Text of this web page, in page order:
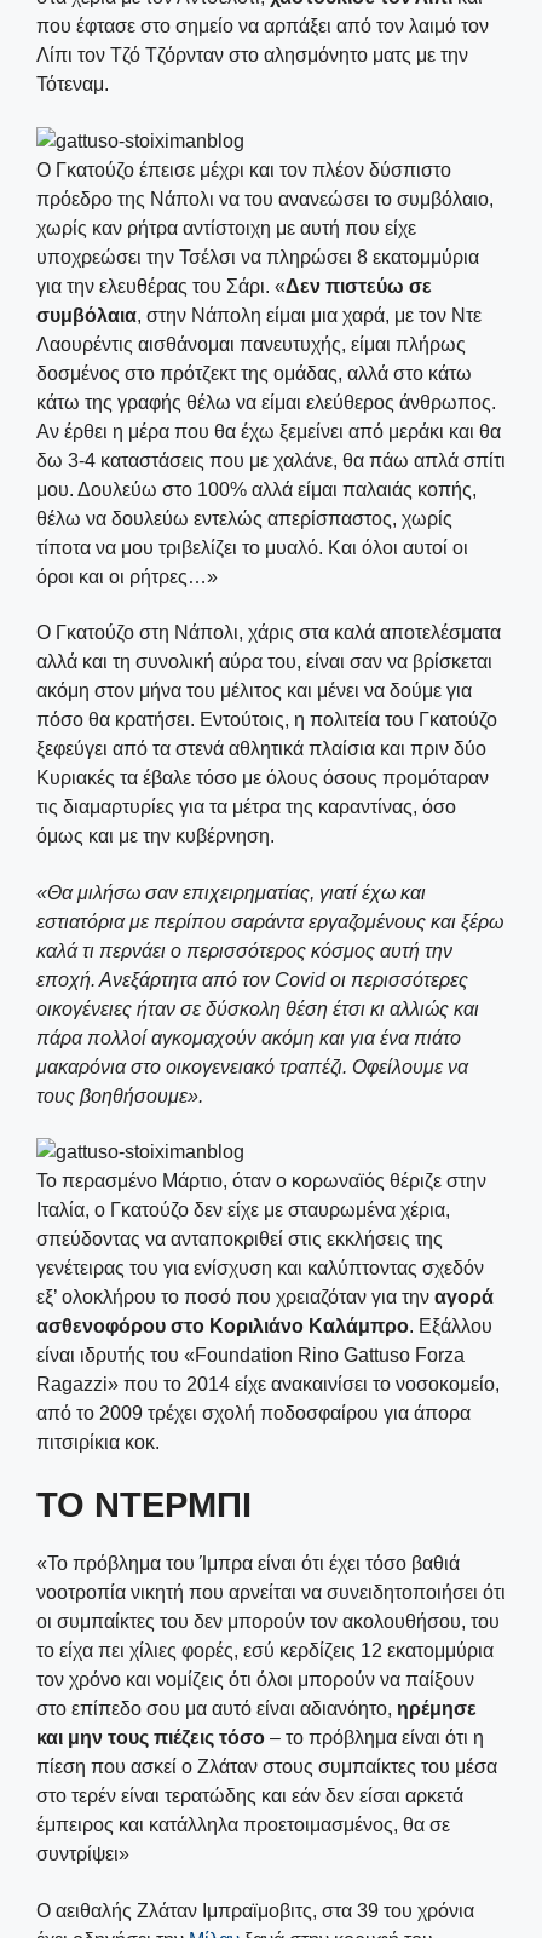
που έφτασε στο σημείο να αρπάξει από τον λαιμό τον
Λίπι τον Τζό Τζόρνταν στο αλησμόνητο ματς με την
Τότεναμ.
Ο Γκατούζο έπεισε μέχρι και τον πλέον δύσπιστο
πρόεδρο της Νάπολι να του ανανεώσει το συμβόλαιο,
χωρίς καν ρήτρα αντίστοιχη με αυτή που είχε
υποχρεώσει την Τσέλσι να πληρώσει 8 εκατομμύρια
για την ελευθέρας του Σάρι. «Δεν πιστεύω σε
συμβόλαια, στην Νάπολη είμαι μια χαρά, με τον Ντε
Λαουρέντις αισθάνομαι πανευτυχής, είμαι πλήρως
δοσμένος στο πρότζεκτ της ομάδας, αλλά στο κάτω
κάτω της γραφής θέλω να είμαι ελεύθερος άνθρωπος.
Αν έρθει η μέρα που θα έχω ξεμείνει από μεράκι και θα
δω 3-4 καταστάσεις που με χαλάνε, θα πάω απλά σπίτι
μου. Δουλεύω στο 100% αλλά είμαι παλαιάς κοπής,
θέλω να δουλεύω εντελώς απερίσπαστος, χωρίς
τίποτα να μου τριβελίζει το μυαλό. Και όλοι αυτοί οι
όροι και οι ρήτρες…»
Ο Γκατούζο στη Νάπολι, χάρις στα καλά αποτελέσματα
αλλά και τη συνολική αύρα του, είναι σαν να βρίσκεται
ακόμη στον μήνα του μέλιτος και μένει να δούμε για
πόσο θα κρατήσει. Εντούτοις, η πολιτεία του Γκατούζο
ξεφεύγει από τα στενά αθλητικά πλαίσια και πριν δύο
Κυριακές τα έβαλε τόσο με όλους όσους προμόταραν
τις διαμαρτυρίες για τα μέτρα της καραντίνας, όσο
όμως και με την κυβέρνηση.
«Θα μιλήσω σαν επιχειρηματίας, γιατί έχω και
εστιατόρια με περίπου σαράντα εργαζομένους και ξέρω
καλά τι περνάει ο περισσότερος κόσμος αυτή την
εποχή. Ανεξάρτητα από τον Covid οι περισσότερες
οικογένειες ήταν σε δύσκολη θέση έτσι κι αλλιώς και
πάρα πολλοί αγκομαχούν ακόμη και για ένα πιάτο
μακαρόνια στο οικογενειακό τραπέζι. Οφείλουμε να
τους βοηθήσουμε».
Το περασμένο Μάρτιο, όταν ο κορωναϊός θέριζε στην
Ιταλία, ο Γκατούζο δεν είχε με σταυρωμένα χέρια,
σπεύδοντας να ανταποκριθεί στις εκκλήσεις της
γενέτειρας του για ενίσχυση και καλύπτοντας σχεδόν
εξ’ ολοκλήρου το ποσό που χρειαζόταν για την αγορά
ασθενοφόρου στο Κοριλιάνο Καλάμπρο. Εξάλλου
είναι ιδρυτής του «Foundation Rino Gattuso Forza
Ragazzi» που το 2014 είχε ανακαινίσει το νοσοκομείο,
από το 2009 τρέχει σχολή ποδοσφαίρου για άπορα
πιτσιρίκια κοκ.
ΤΟ ΝΤΕΡΜΠΙ
«Το πρόβλημα του Ίμπρα είναι ότι έχει τόσο βαθιά
νοοτροπία νικητή που αρνείται να συνειδητοποιήσει ότι
οι συμπαίκτες του δεν μπορούν τον ακολουθήσου, του
το είχα πει χίλιες φορές, εσύ κερδίζεις 12 εκατομμύρια
τον χρόνο και νομίζεις ότι όλοι μπορούν να παίξουν
στο επίπεδο σου μα αυτό είναι αδιανόητο, ηρέμησε
και μην τους πιέζεις τόσο – το πρόβλημα είναι ότι η
πίεση που ασκεί ο Ζλάταν στους συμπαίκτες του μέσα
στο τερέν είναι τερατώδης και εάν δεν είσαι αρκετά
έμπειρος και κατάλληλα προετοιμασμένος, θα σε
συντρίψει»
Ο αειθαλής Ζλάταν Ιμπραϊμοβιτς, στα 39 του χρόνια